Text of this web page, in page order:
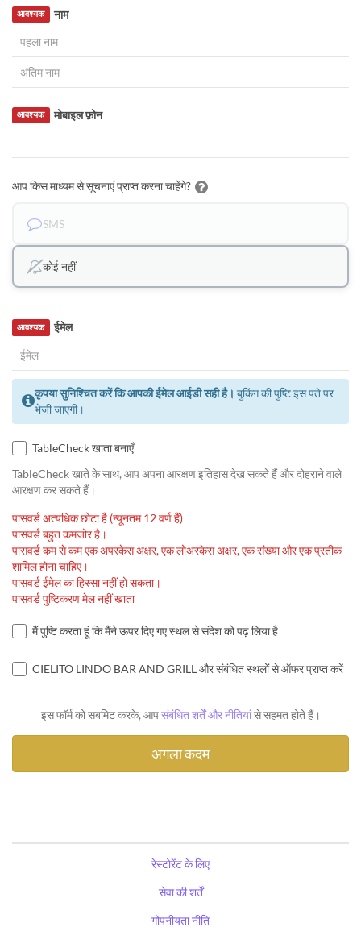
नाम
आवश्यक
मोबाइल फ़ोन
आवश्यक
आप किस माध्यम से सूचनाएं प्राप्त करना चाहेंगे?
SMS
कोई नहीं
ईमेल
आवश्यक
कृपया सुनिश्चित करें कि आपकी ईमेल आईडी सही है। बुकिंग की पुष्टि इस पते पर
भेजी जाएगी।
TableCheck खाता बनाएँ
TableCheck खाते के साथ, आप अपना आरक्षण इतिहास देख सकते हैं और दोहराने वाले
आरक्षण कर सकते हैं।
पासवर्ड अत्यधिक छोटा है (न्यूनतम 12 वर्ण हैं)
पासवर्ड बहुत कमजोर है।
पासवर्ड कम से कम एक अपरकेस अक्षर, एक लोअरकेस अक्षर, एक संख्या और एक प्रतीक
शामिल होना चाहिए।
पासवर्ड ईमेल का हिस्सा नहीं हो सकता।
पासवर्ड पुष्टिकरण मेल नहीं खाता
मैं पुष्टि करता हूं कि मैंने ऊपर दिए गए स्थल से संदेश को पढ़ लिया है
CIELITO LINDO BAR AND GRILL और संबंधित स्थलों से ऑफर प्राप्त करें
इस फॉर्म को सबमिट करके, आपसंबंधित शर्तें और नीतियांसे सहमत होते हैं।
रेस्टोरेंट के लिए
सेवा की शर्तें
गोपनीयता नीति